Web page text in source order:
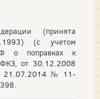
(принята
(с учетом
о поправках к
от 30.12.2008
21.07.2014 № 11-